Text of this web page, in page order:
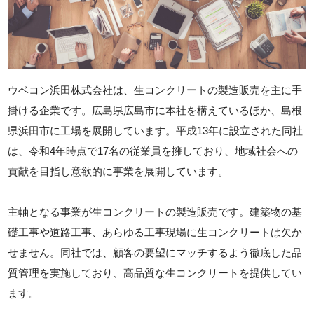
ウベコン浜田株式会社は、生コンクリートの製造販売を主に手
掛ける企業です。広島県広島市に本社を構えているほか、島根
県浜田市に工場を展開しています。平成13年に設立された同社
は、令和4年時点で17名の従業員を擁しており、地域社会への
貢献を目指し意欲的に事業を展開しています。
主軸となる事業が生コンクリートの製造販売です。建築物の基
礎工事や道路工事、あらゆる工事現場に生コンクリートは欠か
せません。同社では、顧客の要望にマッチするよう徹底した品
質管理を実施しており、高品質な生コンクリートを提供してい
ます。